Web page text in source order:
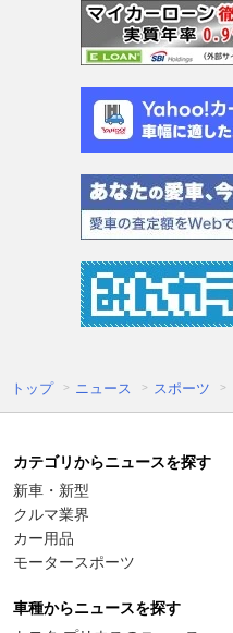
トップ ニュース スポーツ
カテゴリからニュースを探す
新車・新型
クルマ業界
カー用品
モータースポーツ
車種からニュースを探す